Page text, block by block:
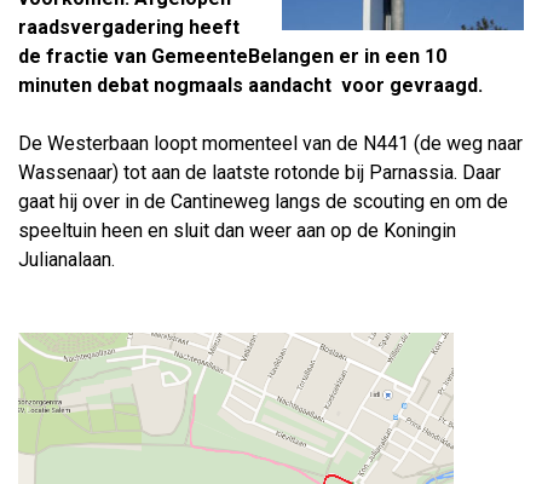
raadsvergadering heeft
de fractie van GemeenteBelangen er in een 10
minuten debat nogmaals aandacht voor gevraagd.
De Westerbaan loopt momenteel van de N441 (de weg naar
Wassenaar) tot aan de laatste rotonde bij Parnassia. Daar
gaat hij over in de Cantineweg langs de scouting en om de
speeltuin heen en sluit dan weer aan op de Koningin
Julianalaan.